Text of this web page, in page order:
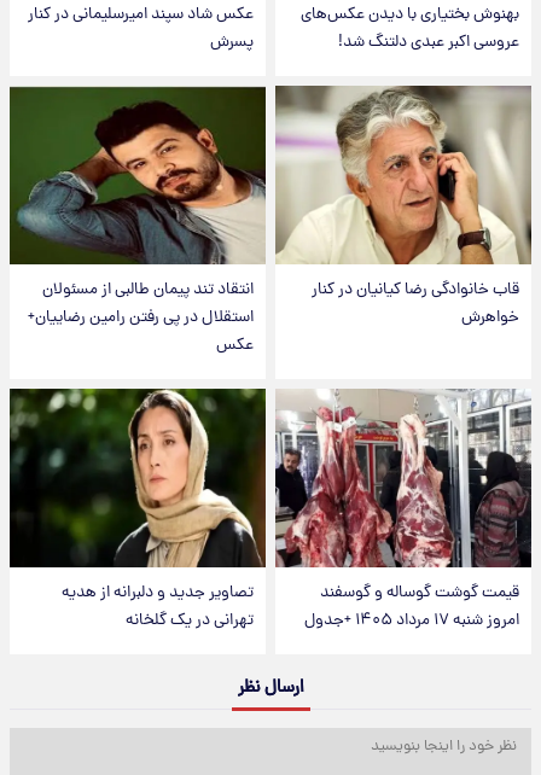
بهنوش بختیاری با دیدن عکس‌های
عروسی اکبر عبدی دلتنگ شد!
عکس شاد سپند امیرسلیمانی در کنار
پسرش
قاب خانوادگی رضا کیانیان در کنار
خواهرش
انتقاد تند پیمان طالبی از مسئولان
استقلال در پی رفتن رامین رضاییان+
عکس
قیمت گوشت گوساله و گوسفند
امروز شنبه ۱۷ مرداد ۱۴۰۵ +جدول
تصاویر جدید و دلبرانه از هدیه
تهرانی در یک گلخانه
ارسال نظر